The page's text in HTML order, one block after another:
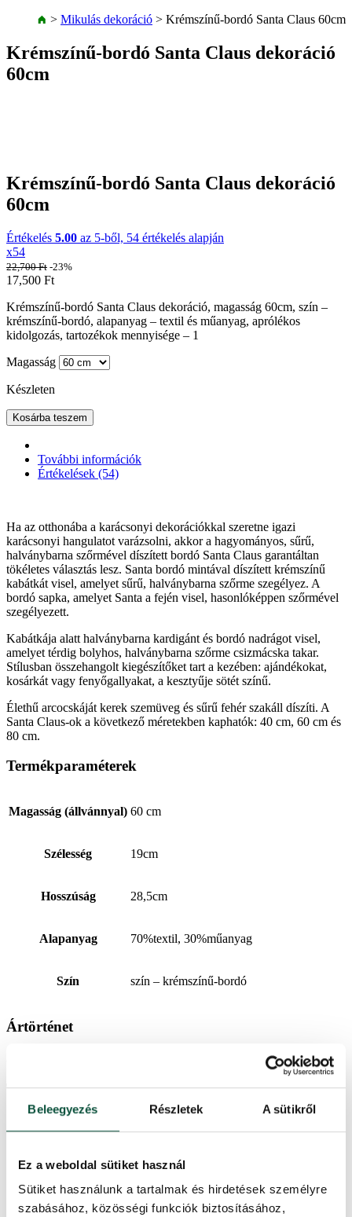
Beleegyezés Részletek A sütikről
Ez a weboldal sütiket használ
Sütiket használunk a tartalmak és hirdetések személyre
szabásához, közösségi funkciók biztosításához,
> Mikulás dekoráció > Krémszínű-bordó Santa Claus 60cm
Krémszínű-bordó Santa Claus dekoráció
60cm
Krémszínű-bordó Santa Claus dekoráció
60cm
Értékelés 5.00 az 5-ből, 54 értékelés alapján
x54
22,700Ft -23%
17,500 Ft
Krémszínű-bordó Santa Claus dekoráció, magasság 60cm, szín –
krémszínű-bordó, alapanyag – textil és műanyag, aprólékos
kidolgozás, tartozékok mennyisége – 1
Magasság
Készleten
Kosárba teszem
További információk
Értékelések (54)
Ha az otthonába a karácsonyi dekorációkkal szeretne igazi
karácsonyi hangulatot varázsolni, akkor a hagyományos, sűrű,
halványbarna szőrmével díszített bordó Santa Claus garantáltan
tökéletes választás lesz. Santa bordó mintával díszített krémszínű
kabátkát visel, amelyet sűrű, halványbarna szőrme szegélyez. A
bordó sapka, amelyet Santa a fején visel, hasonlóképpen szőrmével
szegélyezett.
Kabátkája alatt halványbarna kardigánt és bordó nadrágot visel,
amelyet térdig bolyhos, halványbarna szőrme csizmácska takar.
Stílusban összehangolt kiegészítőket tart a kezében: ajándékokat,
kosárkát vagy fenyőgallyakat, a kesztyűje sötét színű.
Élethű arcocskáját kerek szemüveg és sűrű fehér szakáll díszíti. A
Santa Claus-ok a következő méretekben kaphatók: 40 cm, 60 cm és
80 cm.
Termékparaméterek
Magasság (állvánnyal) 60 cm
Szélesség 19cm
Hosszúság 28,5cm
Alapanyag 70%textil, 30%műanyag
Szín szín – krémszínű-bordó
Ártörténet
volt.
További információk